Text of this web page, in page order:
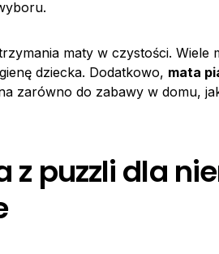
maty w czystości.
dziecka. Dodatkowo, mata
zarówno do zabawy w domu,
z puzzli dla